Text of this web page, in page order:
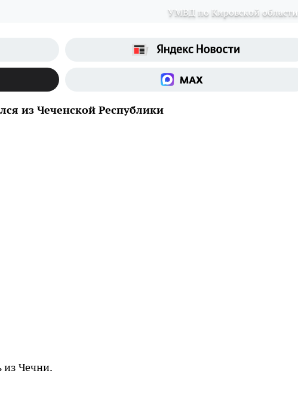
УМВД по Кировской области
из Чеченской Республики
из Чечни.